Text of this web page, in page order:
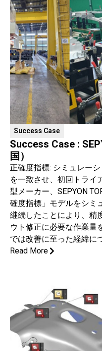
Success Case
Success Case :
国）
正確度指標: シミュレー
を一致させ、初回トライ
型メーカー、SEPYON
確度指標」モデルをシミ
継続したことにより、精
ウト修正に必要な作業量
では改善に至った経緯に
Read More